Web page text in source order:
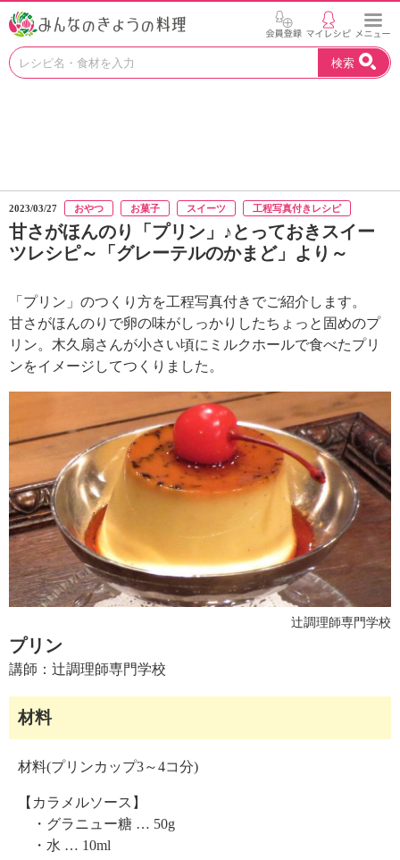
お
つ
け
よ
N
H
K
エ
ュ
シ
ョ
ナ
「
ん
な
の
」
検索
2023/03/27 おやつ お菓子 スイーツ 工程写真付きレシピ
甘さがほんのり「プリン」♪とっておきスイー
ツレシピ～「グレーテルのかまど」より～
「プリン」のつくり方を工程写真付きでご紹介します。
甘さがほんのりで卵の味がしっかりしたちょっと固めのプ
リン。木久扇さんが小さい頃にミルクホールで食べたプリ
ンをイメージしてつくりました。
辻󠄀調理師専門学校
プリン
講師： 辻󠄀調理師専門学校
材料
材料(プリンカップ3～4コ分)
【カラメルソース】
・グラニュー糖 … 50g
・水 … 10ml